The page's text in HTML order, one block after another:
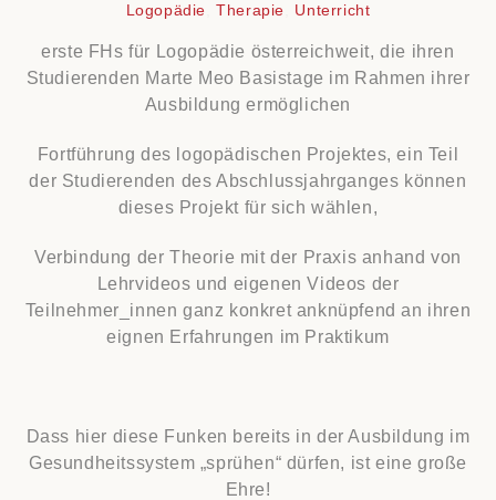
Logopädie ,Therapie Unterricht
erste FHs für Logopädie österreichweit, die ihren
Studierenden Marte Meo Basistage im Rahmen ihrer
Ausbildung ermöglichen
Fortführung des logopädischen Projektes, ein Teil
der Studierenden des Abschlussjahrganges können
dieses Projekt für sich wählen,
Verbindung der Theorie mit der Praxis anhand von
Lehrvideos und eigenen Videos der
Teilnehmer_innen ganz konkret anknüpfend an ihren
eignen Erfahrungen im Praktikum
Dass hier diese Funken bereits in der Ausbildung im
Gesundheitssystem „sprühen“ dürfen, ist eine große
Ehre!